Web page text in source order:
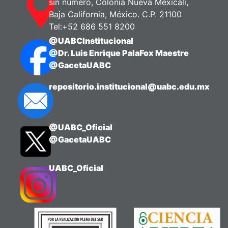
sin número, Colonia Nueva Mexicali,
Baja California, México. C.P. 21100
Tel:+52 686 551 8200
@UABCInstitucional
@Dr. Luis Enrique PalaFox Maestre
@GacetaUABC
repositorio.institucional@uabc.edu.mx
@UABC_Oficial
@GacetaUABC
UABC_Oficial